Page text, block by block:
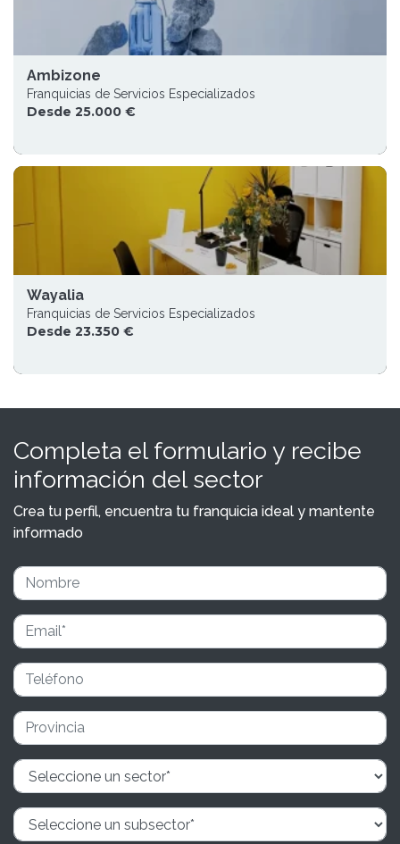
Ambizone
Franquicias de Servicios Especializados
Desde 25.000 €
Wayalia
Franquicias de Servicios Especializados
Desde 23.350 €
Completa el formulario y recibe
información del sector
Crea tu perfil, encuentra tu franquicia ideal y mantente
informado